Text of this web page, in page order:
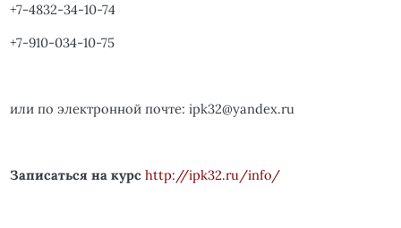
+7-4832-34-10-74
+7-910-034-10-75
или по электронной почте: ipk32@yandex.ru
Записаться на курс http://ipk32.ru/info/